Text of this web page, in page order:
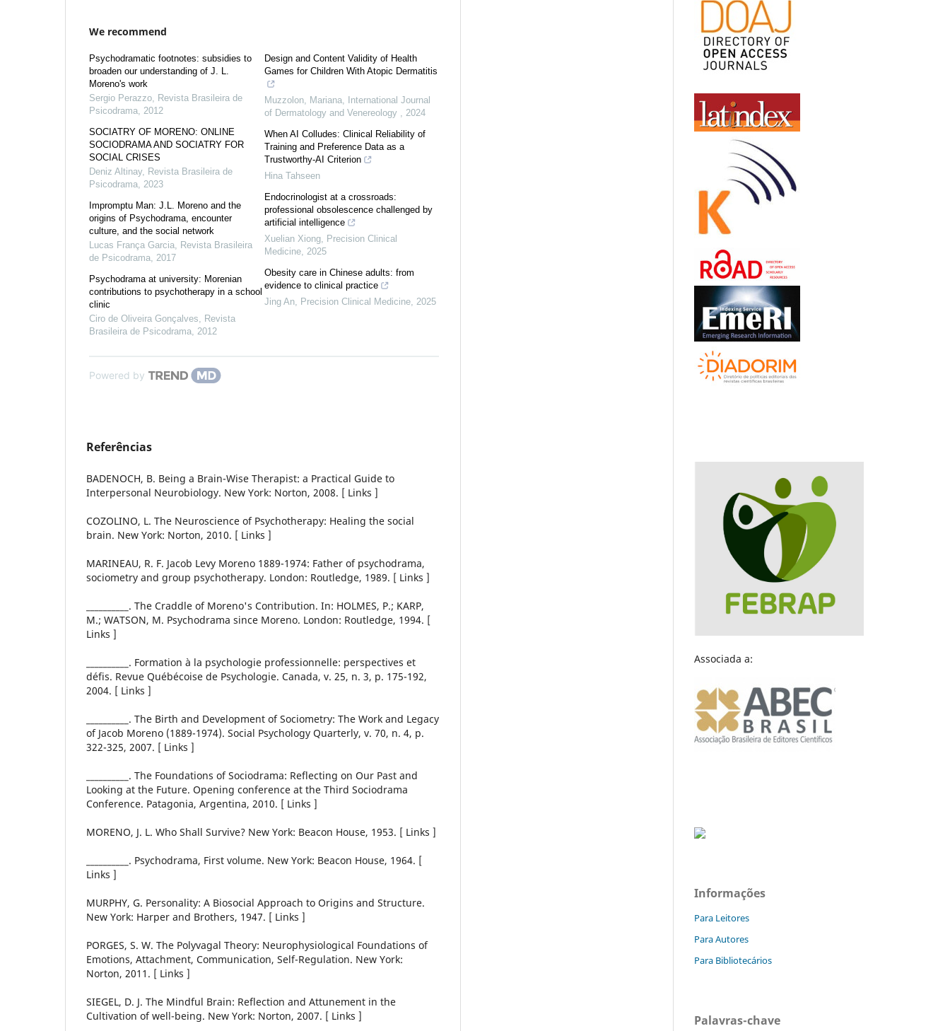
We recommend
Psychodramatic footnotes: subsidies to
broaden our understanding of J. L.
Moreno's work
Sergio Perazzo
Revista Brasileira de
Psicodrama 2012
SOCIATRY OF MORENO: ONLINE
SOCIODRAMA AND SOCIATRY FOR
SOCIAL CRISES
Deniz Altinay, Revista Brasileira de
Psicodrama 2023
Impromptu Man: J.L. Moreno and the
origins of Psychodrama, encounter
culture, and the social network
Lucas França Garcia
Revista Brasileira
de Psicodrama 2017
Psychodrama at university: Morenian
contributions to psychotherapy in a school
clinic
Ciro de Oliveira Gonçalves
Revista
Brasileira de Psicodrama 2012
Design and Content Validity of Health
Games for Children With Atopic Dermatitis
Muzzolon, Mariana,
International Journal
of Dermatology and Venereology
2024
When AI Colludes: Clinical Reliability of
Training and Preference Data as a
Trustworthy-AI Criterion
Hina Tahseen
Endocrinologist at a crossroads:
professional obsolescence challenged by
artificial intelligence
Xuelian Xiong,
Precision Clinical
Medicine, 2025
Obesity care in Chinese adults: from
evidence to clinical practice
Jing An, Precision Clinical Medicine, 2025
Powered by
Referências
BADENOCH, B. Being a Brain-Wise Therapist: a Practical Guide to
Interpersonal Neurobiology. New York: Norton, 2008. [ Links ]
COZOLINO, L. The Neuroscience of Psychotherapy: Healing the social
brain. New York: Norton, 2010. [ Links ]
MARINEAU, R. F. Jacob Levy Moreno 1889-1974: Father of psychodrama,
sociometry and group psychotherapy. London: Routledge, 1989. [ Links ]
__________. The Craddle of Moreno's Contribution. In: HOLMES, P.; KARP,
M.; WATSON, M. Psychodrama since Moreno. London: Routledge, 1994. [
Links ]
__________. Formation à la psychologie professionnelle: perspectives et
défis. Revue Québécoise de Psychologie. Canada, v. 25, n. 3, p. 175-192,
2004. [ Links ]
__________. The Birth and Development of Sociometry: The Work and Legacy
of Jacob Moreno (1889-1974). Social Psychology Quarterly, v. 70, n. 4, p.
322-325, 2007. [ Links ]
__________. The Foundations of Sociodrama: Reflecting on Our Past and
Looking at the Future. Opening conference at the Third Sociodrama
Conference. Patagonia, Argentina, 2010. [ Links ]
MORENO, J. L. Who Shall Survive? New York: Beacon House, 1953. [ Links ]
__________. Psychodrama, First volume. New York: Beacon House, 1964. [
Links ]
MURPHY, G. Personality: A Biosocial Approach to Origins and Structure.
New York: Harper and Brothers, 1947. [ Links ]
PORGES, S. W. The Polyvagal Theory: Neurophysiological Foundations of
Emotions, Attachment, Communication, Self-Regulation. New York:
Norton, 2011. [ Links ]
SIEGEL, D. J. The Mindful Brain: Reflection and Attunement in the
Cultivation of well-being. New York: Norton, 2007. [ Links ]
Associada a:
Informações
Para Leitores
Para Autores
Para Bibliotecários
Palavras-chave